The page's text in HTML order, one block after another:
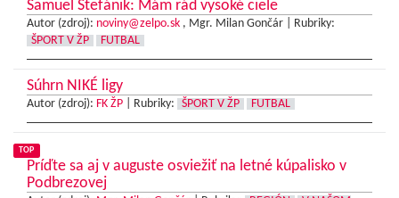
Samuel Štefánik: Mám rád vysoké ciele
Autor (zdroj): noviny@zelpo.sk , Mgr. Milan Gončár |
Rubriky:
ŠPORT V ŽP
FUTBAL
Súhrn NIKÉ ligy
Autor (zdroj): FK ŽP Rubriky: ŠPORT V ŽP FUTBAL
TOP
Príďte sa aj v auguste osviežiť na letné kúpalisko v
Podbrezovej